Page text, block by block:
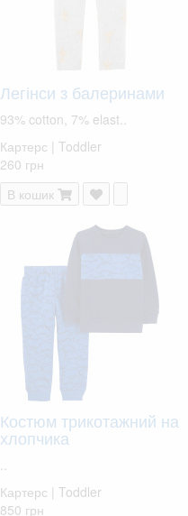
Легінси з балеринами
93% cotton, 7% elast..
Картерс | Toddler
260 грн
В кошик
Костюм трикотажний на
хлопчика
Картерс | Toddler
850 грн